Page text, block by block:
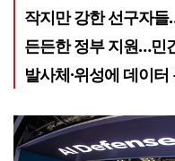
작지만 강한 선구자
든든한 정부 지원…민
발사체·위성에 데이